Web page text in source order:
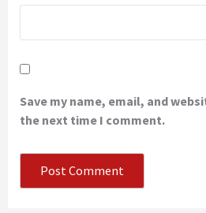
Save my name, email, and
the next time I comment.